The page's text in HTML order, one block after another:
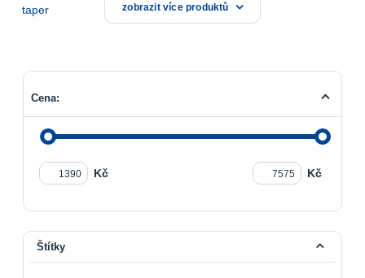
zobrazit více produktů
Cena:
Kč Kč
Štítky